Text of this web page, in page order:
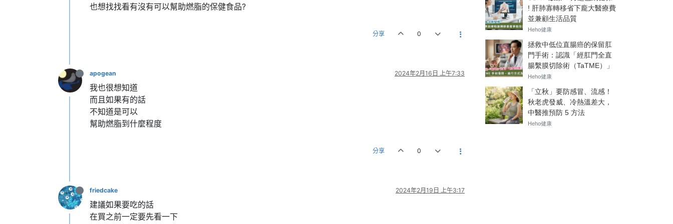
也想找找看有沒有可以幫助燃脂的保健食品?
分享 0
apogean 2024年2月16日 上午7:33
我也很想知道
而且如果有的話
不知道是可以
幫助燃脂到什麼程度
分享 0
friedcake 2024年2月19日 上午3:17
建議如果要吃的話
在買之前一定要先看一下